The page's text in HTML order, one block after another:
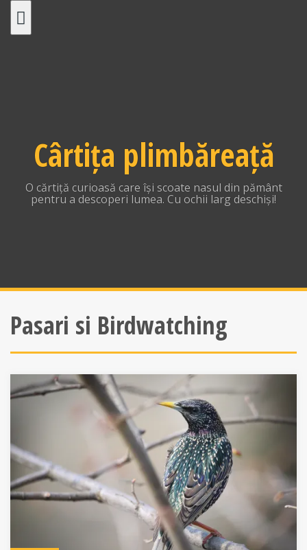
Cârtița plimbăreață
O cărtiță curioasă care își scoate nasul din pământ
pentru a descoperi lumea. Cu ochii larg deschiși!
Pasari si Birdwatching